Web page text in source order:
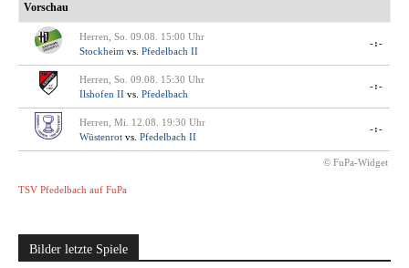
Vorschau
Herren, So. 09.08. 15:00 Uhr
Stockheim vs. Pfedelbach II
-:-
Herren, So. 09.08. 15:30 Uhr
Ilshofen II vs. Pfedelbach
-:-
Herren, Mi. 12.08. 19:30 Uhr
Wüstenrot vs. Pfedelbach II
-:-
© FuPa-Widget
TSV Pfedelbach auf FuPa
Bilder letzte Spiele